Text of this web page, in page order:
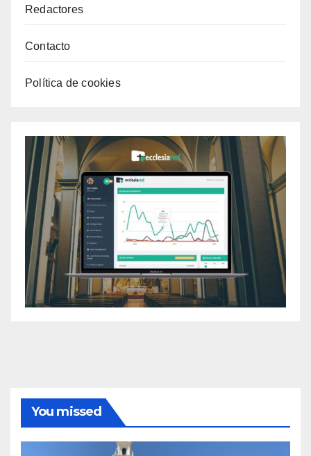
Redactores
Contacto
Política de cookies
You missed